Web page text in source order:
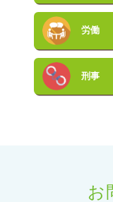
労働
刑事
お